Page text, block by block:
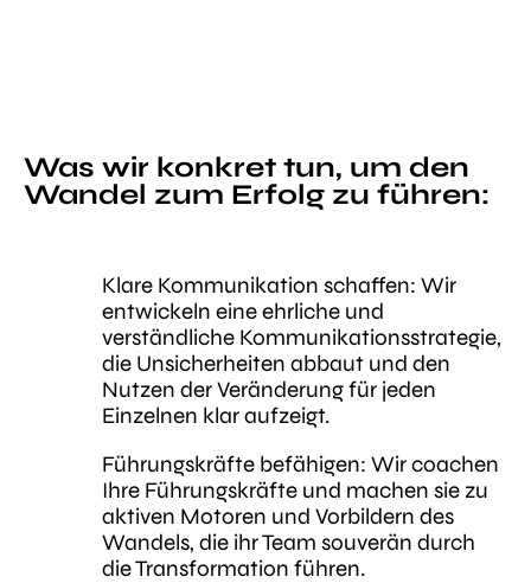
Was wir konkret tun, um den
Wandel zum Erfolg zu führen:
Klare Kommunikation schaffen: Wir
entwickeln eine ehrliche und
verständliche Kommunikationsstrategie,
die Unsicherheiten abbaut und den
Nutzen der Veränderung für jeden
Einzelnen klar aufzeigt.
Führungskräfte befähigen: Wir coachen
Ihre Führungskräfte und machen sie zu
aktiven Motoren und Vorbildern des
Wandels, die ihr Team souverän durch
die Transformation führen.